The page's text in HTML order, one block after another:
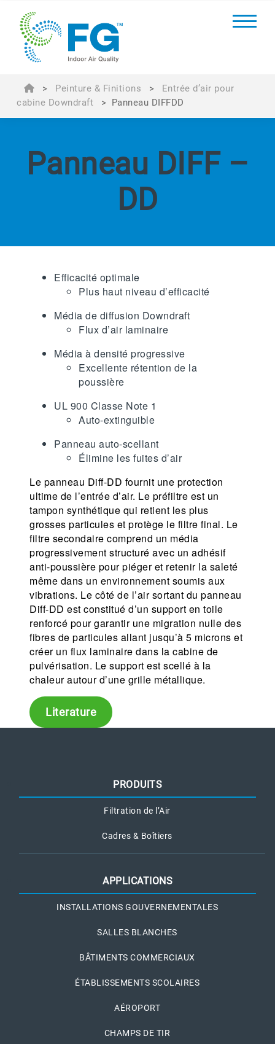
> Peinture & Finitions >
Entrée d’air pour
cabine Downdraft
> Panneau DIFFDD
Panneau DIFF –
DD
Efficacité optimale
Plus haut niveau d’efficacité
Média de diffusion Downdraft
Flux d’air laminaire
Média à densité progressive
Excellente rétention de la
poussière
UL 900 Classe Note 1
Auto-extinguible
Panneau auto-scellant
Élimine les fuites d’air
Le panneau Diff-DD fournit une protection
ultime de l’entrée d’air. Le préfiltre est un
tampon synthétique qui retient les plus
grosses particules et protège le filtre final. Le
filtre secondaire comprend un média
progressivement structuré avec un adhésif
anti-poussière pour piéger et retenir la saleté
même dans un environnement soumis aux
vibrations. Le côté de l’air sortant du panneau
Diff-DD est constitué d’un support en toile
renforcé pour garantir une migration nulle des
fibres de particules allant jusqu’à 5 microns et
créer un flux laminaire dans la cabine de
pulvérisation. Le support est scellé à la
chaleur autour d’une grille métallique.
Literature
PRODUITS
Filtration de l’Air
Cadres & Boîtiers
APPLICATIONS
INSTALLATIONS GOUVERNEMENTALES
SALLES BLANCHES
BÂTIMENTS COMMERCIAUX
ÉTABLISSEMENTS SCOLAIRES
AÉROPORT
CHAMPS DE TIR